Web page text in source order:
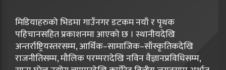
मिडियाहरुको भिडमा गाउँनगर डटकम नयाँ र पृथक
पहिचानसहित प्रकाशनमा आएको छ । स्थानीयदेखि
अन्तर्राष्ट्रियस्तरसम्म, आर्थिक–सामाजिक–साँस्कृतिकदेखि
राजनीतिसम्म, मौलिक परम्परादेखि नविन वैज्ञानप्रविधिसम्म,